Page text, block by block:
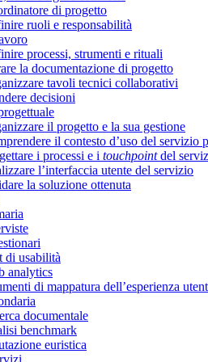
di progetto
ruoli e responsabilità
processi, strumenti e rituali
la documentazione di progetto
tavoli tecnici collaborativi
decisioni
il progetto e la sua gestione
il contesto d’uso del servizio
i processi e i touchpointdel
l’interfaccia utente del servizio
la soluzione ottenuta
di usabilità
analytics
di mappatura dell’esperienza
documentale
benchmark
euristica